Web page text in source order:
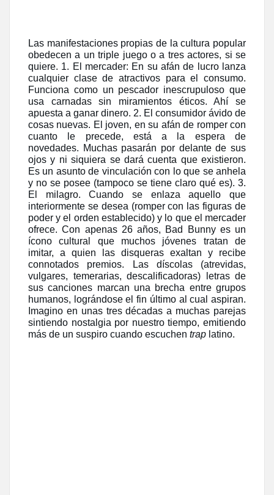
Las manifestaciones propias de la cultura popular
obedecen a un triple juego o a tres actores, si se
quiere. 1. El mercader: En su afán de lucro lanza
cualquier clase de atractivos para el consumo.
Funciona como un pescador inescrupuloso que
usa carnadas sin miramientos éticos. Ahí se
apuesta a ganar dinero. 2. El consumidor ávido de
cosas nuevas. El joven, en su afán de romper con
cuanto le precede, está a la espera de
novedades. Muchas pasarán por delante de sus
ojos y ni siquiera se dará cuenta que existieron.
Es un asunto de vinculación con lo que se anhela
y no se posee (tampoco se tiene claro qué es). 3.
El milagro. Cuando se enlaza aquello que
interiormente se desea (romper con las figuras de
poder y el orden establecido) y lo que el mercader
ofrece. Con apenas 26 años, Bad Bunny es un
ícono cultural que muchos jóvenes tratan de
imitar, a quien las disqueras exaltan y recibe
connotados premios. Las díscolas (atrevidas,
vulgares, temerarias, descalificadoras) letras de
sus canciones marcan una brecha entre grupos
humanos, lográndose el fin último al cual aspiran.
Imagino en unas tres décadas a muchas parejas
sintiendo nostalgia por nuestro tiempo, emitiendo
más de un suspiro cuando escuchen trap latino.